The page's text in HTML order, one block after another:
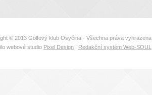
© 2013 Golfový klub Osyčina - Všechna práva
webové studio Pixel Design | Redakční systém Web-SOUL